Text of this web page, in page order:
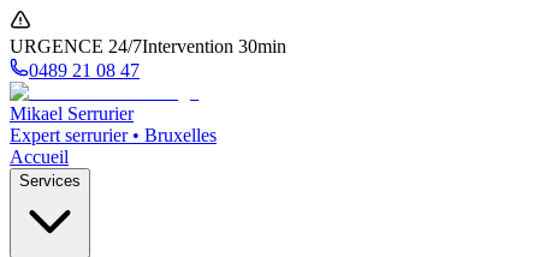
URGENCE 24/7Intervention 30min
0489 21 08 47
Mikael Serrurier
Expert serrurier • Bruxelles
Accueil
Services